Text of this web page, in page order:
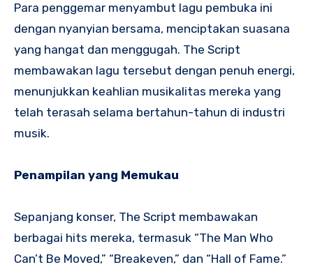
Para penggemar menyambut lagu pembuka ini
dengan nyanyian bersama, menciptakan suasana
yang hangat dan menggugah. The Script
membawakan lagu tersebut dengan penuh energi,
menunjukkan keahlian musikalitas mereka yang
telah terasah selama bertahun-tahun di industri
musik.
Penampilan yang Memukau
Sepanjang konser, The Script membawakan
berbagai hits mereka, termasuk “The Man Who
Can’t Be Moved,” “Breakeven,” dan “Hall of Fame.”